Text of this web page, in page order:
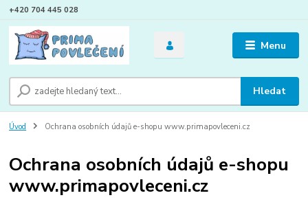
Menu
Hledat
+420 704 445 028
Úvod Ochrana osobních údajů e-shopu www.primapovleceni.cz
Ochrana osobních údajů e-shopu
www.primapovleceni.cz